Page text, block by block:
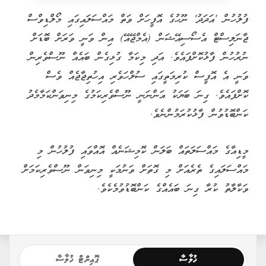
ފުލުހުން 'އަދަދު' ނޫހުގެ އޮފީހަށް ވަތް މައްސަލައިގައި މޯލްޑިވްސް
ޖާނަލިސްޓް އެސޯސިއޭޝަން (އެމްޖޭއޭ) އިން ވަނީ ވަރަށް ބޮޑަށް
ނުރުހުން ފާޅުކޮށްފައެވެ. އަދި މިކަމާ ގުޅިގެން ބައެއް ނޫސްވެރިން
ވަނީ އެ އޮފީސް ކުރިމަތީގައި ސުލްހަވެރި އިހުތިޖާޖެއް ވެސް
ކޮށްފައެވެ. ގިނަ ބަޔަކު އަންނަނީ ނޫސްވެރިކަމުގެ މިނިވަންކަމާމެދު
ކަންބޮޑުވުން ފާޅުކުރަމުންނެވެ.
މީޑިއާގެ މައްސަލަތައް ބަލަން ކޮމިޝަނެއް އޮއްވައި ފުލުހުން މި
މައްސަލައިގެ ތެރެއަށް މި ގޮތަށް ވަނުމަކީ މިނިވަން ނޫސްވެރިކަމަށް
ވަކާލާތު ކުރާ ގިނަ ބައެއްގެ ކަންބޮޑުވުމެކެވެ.
ޚުލާސާ ޕޮއިންޓް ޚުލާސާ